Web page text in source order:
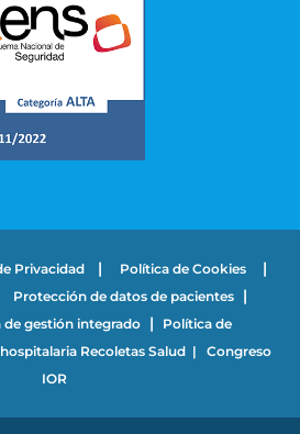
Privacidad | Política de Cookies |
Protección de datos de pacientes |
de gestión integrado|
Política de
Recoletas Salud| Congreso
IOR